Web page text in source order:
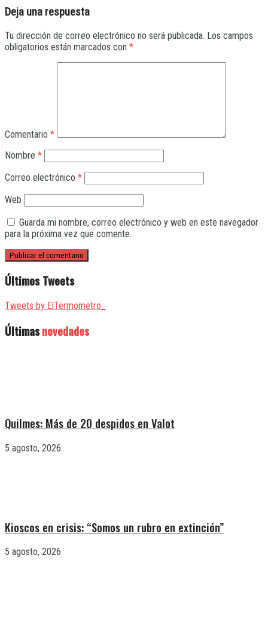
Deja una respuesta
Tu dirección de correo electrónico no será publicada. Los campos
obligatorios están marcados con *
Comentario *
Nombre *
Correo electrónico *
Web
Guarda mi nombre, correo electrónico y web en este navegador
para la próxima vez que comente.
Últimos Tweets
Tweets by ElTermometro_
Últimasnovedades
Quilmes: Más de 20 despidos en Valot
5 agosto, 2026
Kioscos en crisis: “Somos un rubro en extinción”
5 agosto, 2026